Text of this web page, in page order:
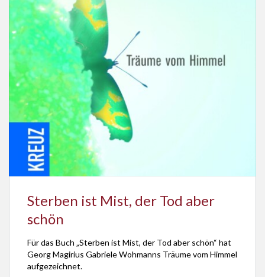
Sterben ist Mist, der Tod aber
schön
Für das Buch „Sterben ist Mist, der Tod aber schön“ hat
Georg Magirius Gabriele Wohmanns Träume vom Himmel
aufgezeichnet.